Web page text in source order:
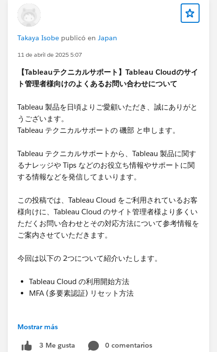
Takaya Isobe publicó en Japan
11 de abril de 2025 5:07
【Tableauテクニカルサポート】Tableau Cloudのサイ
ト管理者様向けのよくあるお問い合わせについて
Tableau 製品を日頃よりご愛顧いただき、誠にありがと
うございます。
Tableau テクニカルサポートの 磯部 と申します。
Tableau テクニカルサポートから、Tableau 製品に関す
るナレッジや Tips などのお役立ち情報やサポートに関
する情報などを発信してまいります。
この投稿では、Tableau Cloud をご利用されているお客
様向けに、Tableau Cloud のサイト管理者様より多くい
ただくお問い合わせとその対応方法について参考情報を
ご案内させていただきます。
今回は以下の 2つについて紹介いたします。
Tableau Cloud の利用開始方法
MFA (多要素認証) リセット方法
💡Tableau Cloud の利用開始方法
[Tableau Cloud Getting Started and Unable To Access
Mostrar más
3 Me gusta
0 comentarios